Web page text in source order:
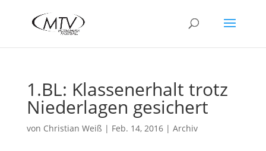
1.BL: Klassenerhalt trotz
Niederlagen gesichert
von Christian Weiß | Feb. 14, 2016| Archiv